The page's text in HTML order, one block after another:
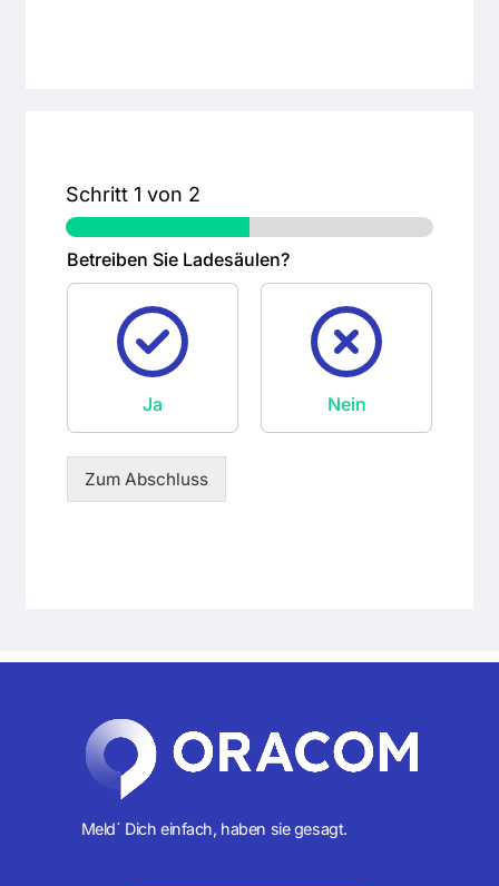
Schritt 1 von 2
Betreiben Sie Ladesäulen?
Ja Nein
Zum Abschluss
Meld´ Dich einfach, haben sie gesagt.